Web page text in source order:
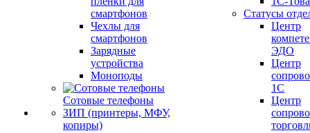
смартфонов
Чехлы для
смартфонов
Зарядные
устройства
Моноподы
Сотовые телефоны
ЗИП (принтеры, МФУ,
копиры)
Статусы
Центр
ЭДО
Центр
1С
Центр